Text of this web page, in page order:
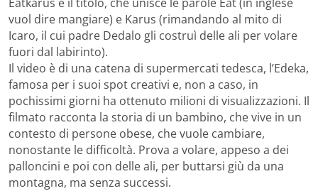
vuol dire mangiare) e Karus (rimandando al mito di
Icaro, il cui padre Dedalo gli costruì delle ali per volare
fuori dal labirinto).
Il video è di una catena di supermercati tedesca, l’Edeka,
famosa per i suoi spot creativi e, non a caso, in
pochissimi giorni ha ottenuto milioni di visualizzazioni. Il
filmato racconta la storia di un bambino, che vive in un
contesto di persone obese, che vuole cambiare,
nonostante le difficoltà. Prova a volare, appeso a dei
palloncini e poi con delle ali, per buttarsi giù da una
montagna, ma senza successi.